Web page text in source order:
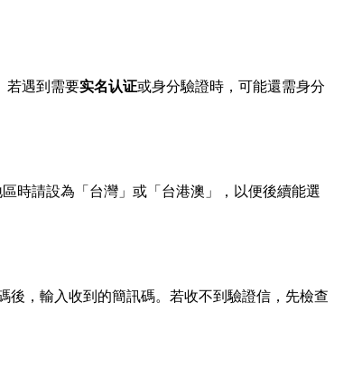
若遇到需要实名认证或身分驗證時，可能還需身分
時請設為「台灣」或「台港澳」，以便後續能選
後，輸入收到的簡訊碼。若收不到驗證信，先檢查